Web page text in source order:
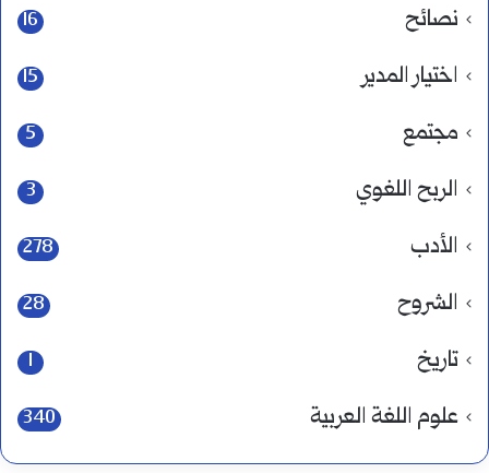
نصائح 16
اختيار المدير 15
مجتمع 5
الربح اللغوي 3
الأدب 278
الشروح 28
تاريخ 1
علوم اللغة العربية 340